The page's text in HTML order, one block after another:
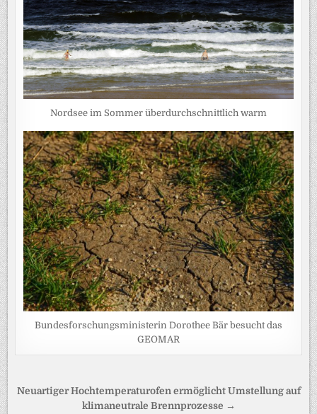
Nordsee im Sommer überdurchschnittlich warm
Bundesforschungsministerin Dorothee Bär besucht das
GEOMAR
Beitragsnavigation
Neuartiger Hochtemperaturofen ermöglicht Umstellung auf
klimaneutrale Brennprozesse →